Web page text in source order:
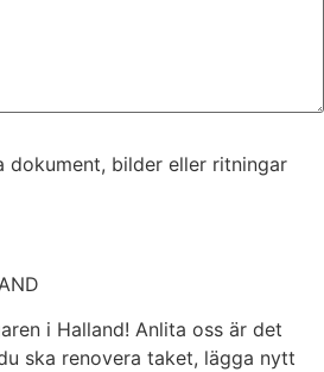
dokument, bilder eller ritningar
i Halland! Anlita oss är det
ska renovera taket, lägga nytt